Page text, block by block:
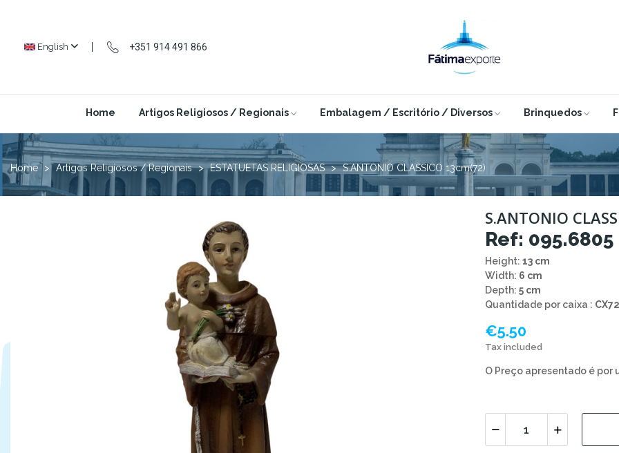
English +351 914 491 866
Home Artigos Religiosos / Regionais Embalagem / Escritório / Diversos Brinquedos
Home Artigos Religiosos / Regionais ESTATUETAS RELIGIOSAS S.ANTONIO CLASSICO 13cm(72)
S.ANTONIO
Ref: 095.6805
Height: 13 cm
Width: 6 cm
Depth: 5 cm
Quantidade por caixa : CX72
€5.50
Tax included
O Preço apresentado é por